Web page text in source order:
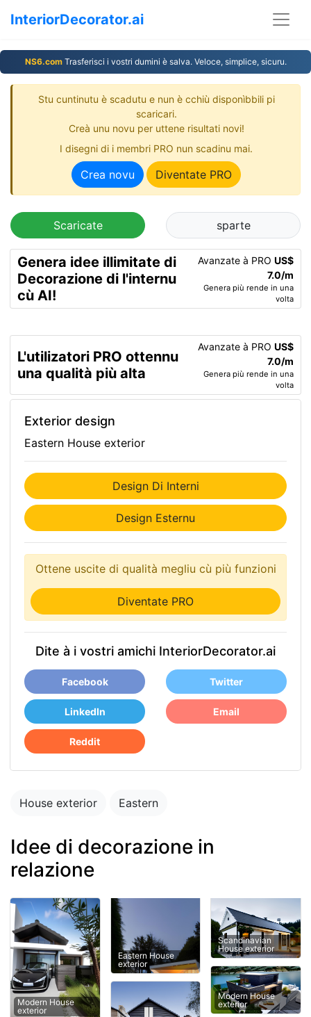
InteriorDecorator.ai
NS6.comTrasferisci i vostri dumini è salva. Veloce, simplice, sicuru.
Stu cuntinutu è scadutu e nun è cchiù disponìbbili pi
scaricari.
Creà unu novu per uttene risultati novi!
I disegni di i membri PRO nun scadinu mai.
Crea novu Diventate PRO
Scaricate sparte
Genera idee illimitate di
Decorazione di l'internu
cù AI!
Avanzate à PRO US$
7.0/m
Genera più rende in una
volta
L'utilizatori PRO ottennu
una qualità più alta
Avanzate à PRO US$
7.0/m
Genera più rende in una
volta
Exterior design
Eastern House exterior
Design Di Interni
Design Esternu
Ottene uscite di qualità megliu cù più funzioni
Diventate PRO
Dite à i vostri amichi InteriorDecorator.ai
Facebook Twitter
LinkedIn Email
Reddit
House exterior Eastern
Idee di decorazione in
relazione
Modern House
exterior
Eastern House
exterior
Scandinavian
House exterior
Modern House
exterior